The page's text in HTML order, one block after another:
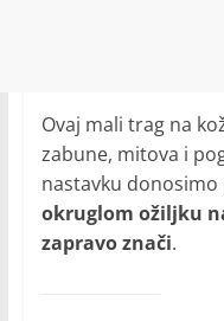
Ovaj mali trag na
zabune, mitova i
nastavku donosimo
okruglom ožiljku
zapravo znači.